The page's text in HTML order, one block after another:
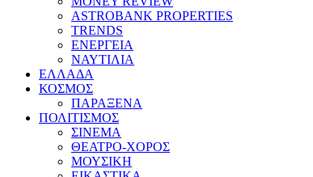
ASTROBANK PROPERTIES
TRENDS
ΕΝΕΡΓΕΙΑ
ΝΑΥΤΙΛΙΑ
ΕΛΛΑΔΑ
ΚΟΣΜΟΣ
ΠΑΡΑΞΕΝΑ
ΠΟΛΙΤΙΣΜΟΣ
ΣΙΝΕΜΑ
ΘΕΑΤΡΟ-ΧΟΡΟΣ
ΜΟΥΣΙΚΗ